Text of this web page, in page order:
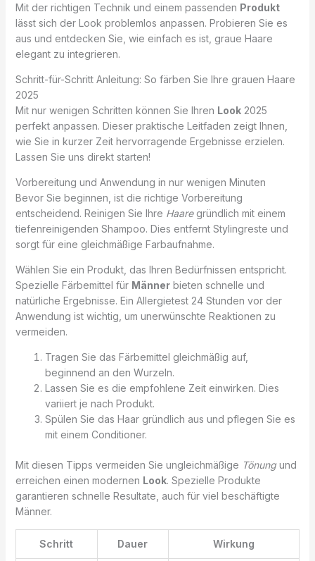
Mit der richtigen Technik und einem passenden Produkt
lässt sich der Look problemlos anpassen. Probieren Sie es
aus und entdecken Sie, wie einfach es ist, graue Haare
elegant zu integrieren.
Schritt-für-Schritt Anleitung: So färben Sie Ihre grauen Haare
2025
Mit nur wenigen Schritten können Sie Ihren Look2025
perfekt anpassen. Dieser praktische Leitfaden zeigt Ihnen,
wie Sie in kurzer Zeit hervorragende Ergebnisse erzielen.
Lassen Sie uns direkt starten!
Vorbereitung und Anwendung in nur wenigen Minuten
Bevor Sie beginnen, ist die richtige Vorbereitung
entscheidend. Reinigen Sie Ihre Haaregründlich mit einem
tiefenreinigenden Shampoo. Dies entfernt Stylingreste und
sorgt für eine gleichmäßige Farbaufnahme.
Wählen Sie ein Produkt, das Ihren Bedürfnissen entspricht.
Spezielle Färbemittel für Männerbieten schnelle und
natürliche Ergebnisse. Ein Allergietest 24 Stunden vor der
Anwendung ist wichtig, um unerwünschte Reaktionen zu
vermeiden.
Tragen Sie das Färbemittel gleichmäßig auf,
beginnend an den Wurzeln.
Lassen Sie es die empfohlene Zeit einwirken. Dies
variiert je nach Produkt.
Spülen Sie das Haar gründlich aus und pflegen Sie es
mit einem Conditioner.
Mit diesen Tipps vermeiden Sie ungleichmäßige Tönungund
erreichen einen modernen Look. Spezielle Produkte
garantieren schnelle Resultate, auch für viel beschäftigte
Männer.
Schritt Dauer Wirkung